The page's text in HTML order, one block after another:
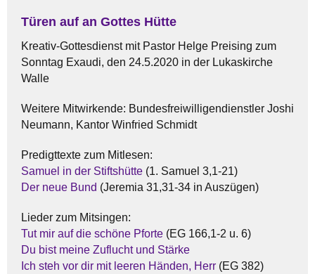
Türen auf an Gottes Hütte
Kreativ-Gottesdienst mit Pastor Helge Preising zum
Sonntag Exaudi, den 24.5.2020 in der Lukaskirche
Walle
Weitere Mitwirkende: Bundesfreiwilligendienstler Joshi
Neumann, Kantor Winfried Schmidt
Predigttexte zum Mitlesen:
Samuel in der Stiftshütte (1. Samuel 3,1-21)
Der neue Bund (Jeremia 31,31-34 in Auszügen)
Lieder zum Mitsingen:
Tut mir auf die schöne Pforte (EG 166,1-2 u. 6)
Du bist meine Zuflucht und Stärke
Ich steh vor dir mit leeren Händen, Herr (EG 382)